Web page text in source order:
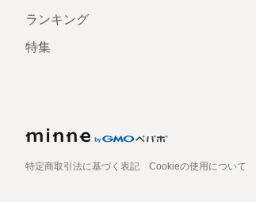
ランキング
特集
特定商取引法に基づく表記 Cookieの使用について